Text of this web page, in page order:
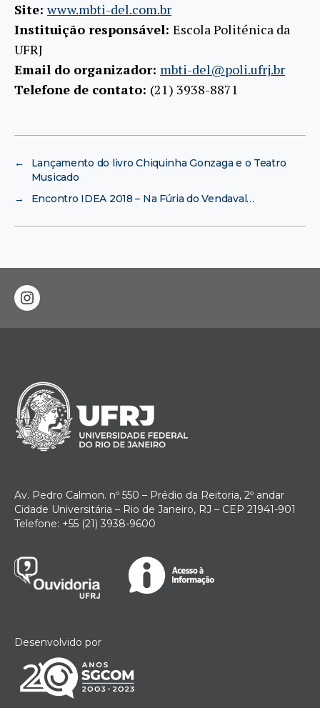
Site:www.mbti-del.com.br
Instituição responsável: Escola Politénica da
UFRJ
Email do organizador: mbti-del@poli.ufrj.br
Telefone de contato: (21) 3938-8871
←
Lançamento do livro Chiquinha Gonzaga e o Teatro
Musicado
→
Encontro IDEA 2018 – Na Fúria do Vendaval…
instagram
Av. Pedro Calmon. nº 550 – Prédio da Reitoria, 2º andar
Cidade Universitária – Rio de Janeiro, RJ – CEP 21941-901
Telefone: +55 (21) 3938-9600
Desenvolvido por